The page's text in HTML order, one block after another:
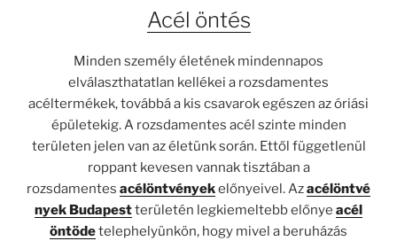
Acél öntés
Minden személy életének mindennapos
elválaszthatatlan kellékei a rozsdamentes
acéltermékek, továbbá a kis csavarok egészen az óriási
épületekig. A rozsdamentes acél szinte minden
területen jelen van az életünk során. Ettől függetlenül
roppant kevesen vannak tisztában a
rozsdamentes acélöntvényekelőnyeivel. Azacélöntvé
nyek Budapestterületén legkiemeltebb előnye acél
öntödetelephelyünkön, hogy mivel a beruházás